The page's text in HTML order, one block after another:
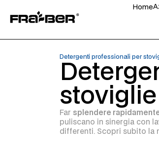
Home
Detergenti professionali per
stoviglie
Far splendere
puliscano in sinergia con
differenti. Scopri subito la